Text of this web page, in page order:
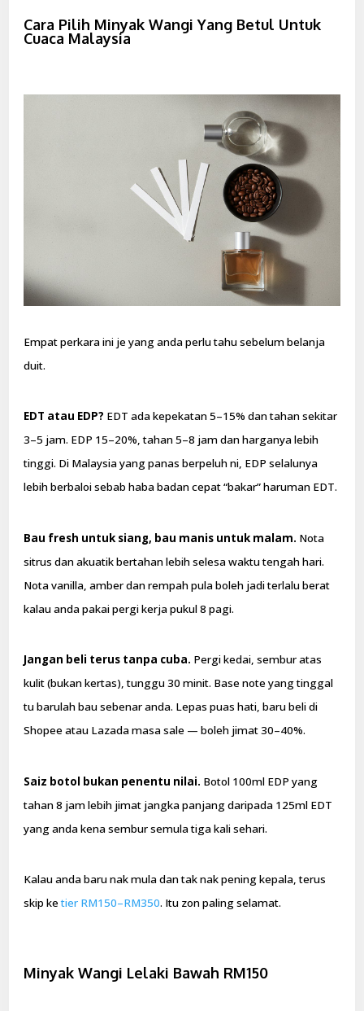
Cara Pilih Minyak Wangi Yang Betul Untuk
Cuaca Malaysia
Empat perkara ini je yang anda perlu tahu sebelum belanja
duit.
EDT atau EDP? EDT ada kepekatan 5–15% dan tahan sekitar
3–5 jam. EDP 15–20%, tahan 5–8 jam dan harganya lebih
tinggi. Di Malaysia yang panas berpeluh ni, EDP selalunya
lebih berbaloi sebab haba badan cepat “bakar” haruman EDT.
Bau fresh untuk siang, bau manis untuk malam. Nota
sitrus dan akuatik bertahan lebih selesa waktu tengah hari.
Nota vanilla, amber dan rempah pula boleh jadi terlalu berat
kalau anda pakai pergi kerja pukul 8 pagi.
Jangan beli terus tanpa cuba. Pergi kedai, sembur atas
kulit (bukan kertas), tunggu 30 minit. Base note yang tinggal
tu barulah bau sebenar anda. Lepas puas hati, baru beli di
Shopee atau Lazada masa sale — boleh jimat 30–40%.
Saiz botol bukan penentu nilai. Botol 100ml EDP yang
tahan 8 jam lebih jimat jangka panjang daripada 125ml EDT
yang anda kena sembur semula tiga kali sehari.
Kalau anda baru nak mula dan tak nak pening kepala, terus
skip ketier RM150–RM350. Itu zon paling selamat.
Minyak Wangi Lelaki Bawah RM150